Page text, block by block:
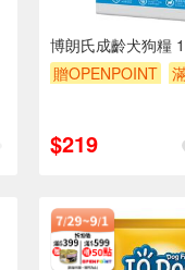
博朗氏成齡犬狗糧
贈OPENPOINT
$219